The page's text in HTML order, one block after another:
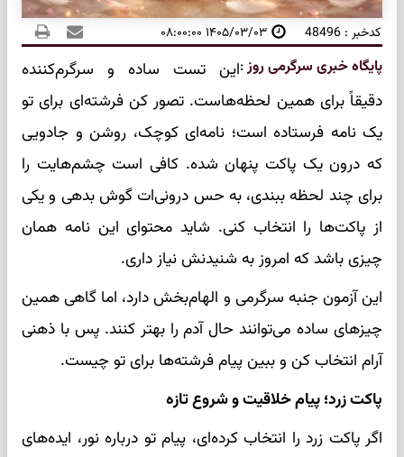
کدخبر : 48496 ۱۴۰۵/۰۳/۰۳ ۰۸:۰۰:۰۰
پایگاه خبری سرگرمی روز:این تست ساده و سرگرم‌کننده
دقیقاً برای همین لحظه‌هاست. تصور کن فرشته‌ای برای تو
یک نامه فرستاده است؛ نامه‌ای کوچک، روشن و جادویی
که درون یک پاکت پنهان شده. کافی است چشم‌هایت را
برای چند لحظه ببندی، به حس درونی‌ات گوش بدهی و یکی
از پاکت‌ها را انتخاب کنی. شاید محتوای این نامه همان
چیزی باشد که امروز به شنیدنش نیاز داری.
این آزمون جنبه سرگرمی و الهام‌بخش دارد، اما گاهی همین
چیزهای ساده می‌توانند حال آدم را بهتر کنند. پس با ذهنی
آرام انتخاب کن و ببین پیام فرشته‌ها برای تو چیست.
پاکت زرد؛ پیام خلاقیت و شروع تازه
اگر پاکت زرد را انتخاب کرده‌ای، پیام تو درباره نور، ایده‌های